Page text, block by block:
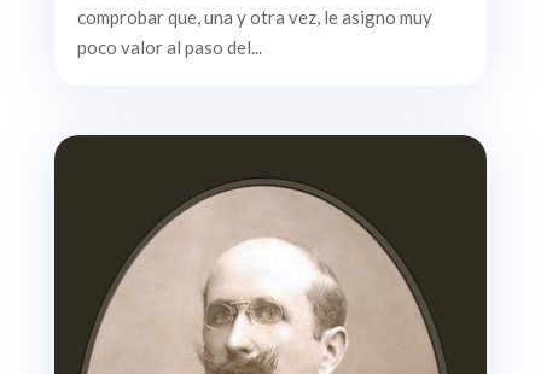
comprobar que, una y otra vez, le asigno muy
poco valor al paso del...